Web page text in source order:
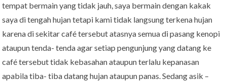
tempat bermain yang tidak jauh, saya bermain dengan kakak
saya di tengah hujan tetapi kami tidak langsung terkena hujan
karena di sekitar café tersebut atasnya semua di pasang kenopi
ataupun tenda- tenda agar setiap pengunjung yang datang ke
café tersebut tidak kebasahan ataupun terlalu kepanasan
apabila tiba- tiba datang hujan ataupun panas. Sedang asik –